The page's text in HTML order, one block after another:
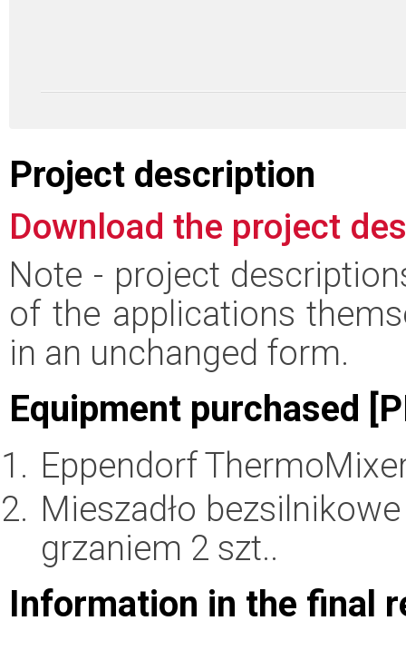
Project description
Download the project
Note - project
of the applications
in an unchanged form.
Equipment purchased
Eppendorf
Mieszadło
grzaniem 2 szt..
Information in the final